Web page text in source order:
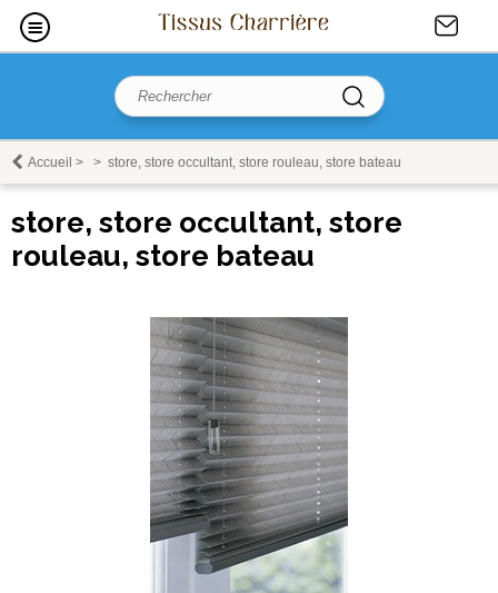
Accueil > > store, store occultant, store rouleau, store bateau
store, store occultant, store
rouleau, store bateau